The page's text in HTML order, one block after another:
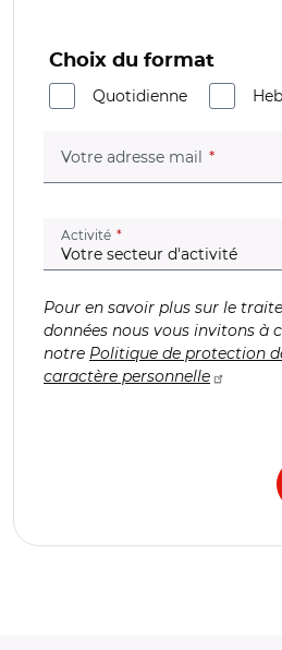
Choix du format
Quotidienne
Votre adresse mail (champ
Activité (champ obligatoire)
Pour en savoir plus sur le
données nous vous invitons à
notre Politique de protection
caractère personnelle